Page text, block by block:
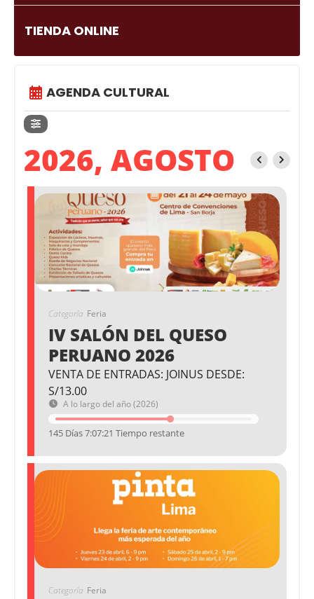
TIENDA ONLINE
AGENDA CULTURAL
2026, AGOSTO
Categoría Feria
IV SALÓN DEL QUESO
PERUANO 2026
VENTA DE ENTRADAS: JOINUS DESDE:
S/13.00
A lo largo del año (2026)
145 Días 7:07:20 Tiempo restante
Categoría Feria